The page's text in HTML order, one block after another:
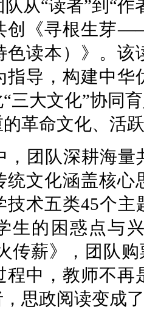
从“读者”到“
创《寻根生芽
色读本）》。
指导，构建中
三大文化”协同
革命文化、活
，团队深耕海
统文化涵盖核
技术五类45个
生的困惑点与
传薪》，团队
程中，教师不
思政阅读变成